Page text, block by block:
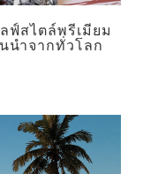
ฟ์สไตล์พรีเมียม
นำจากทั่วโลก